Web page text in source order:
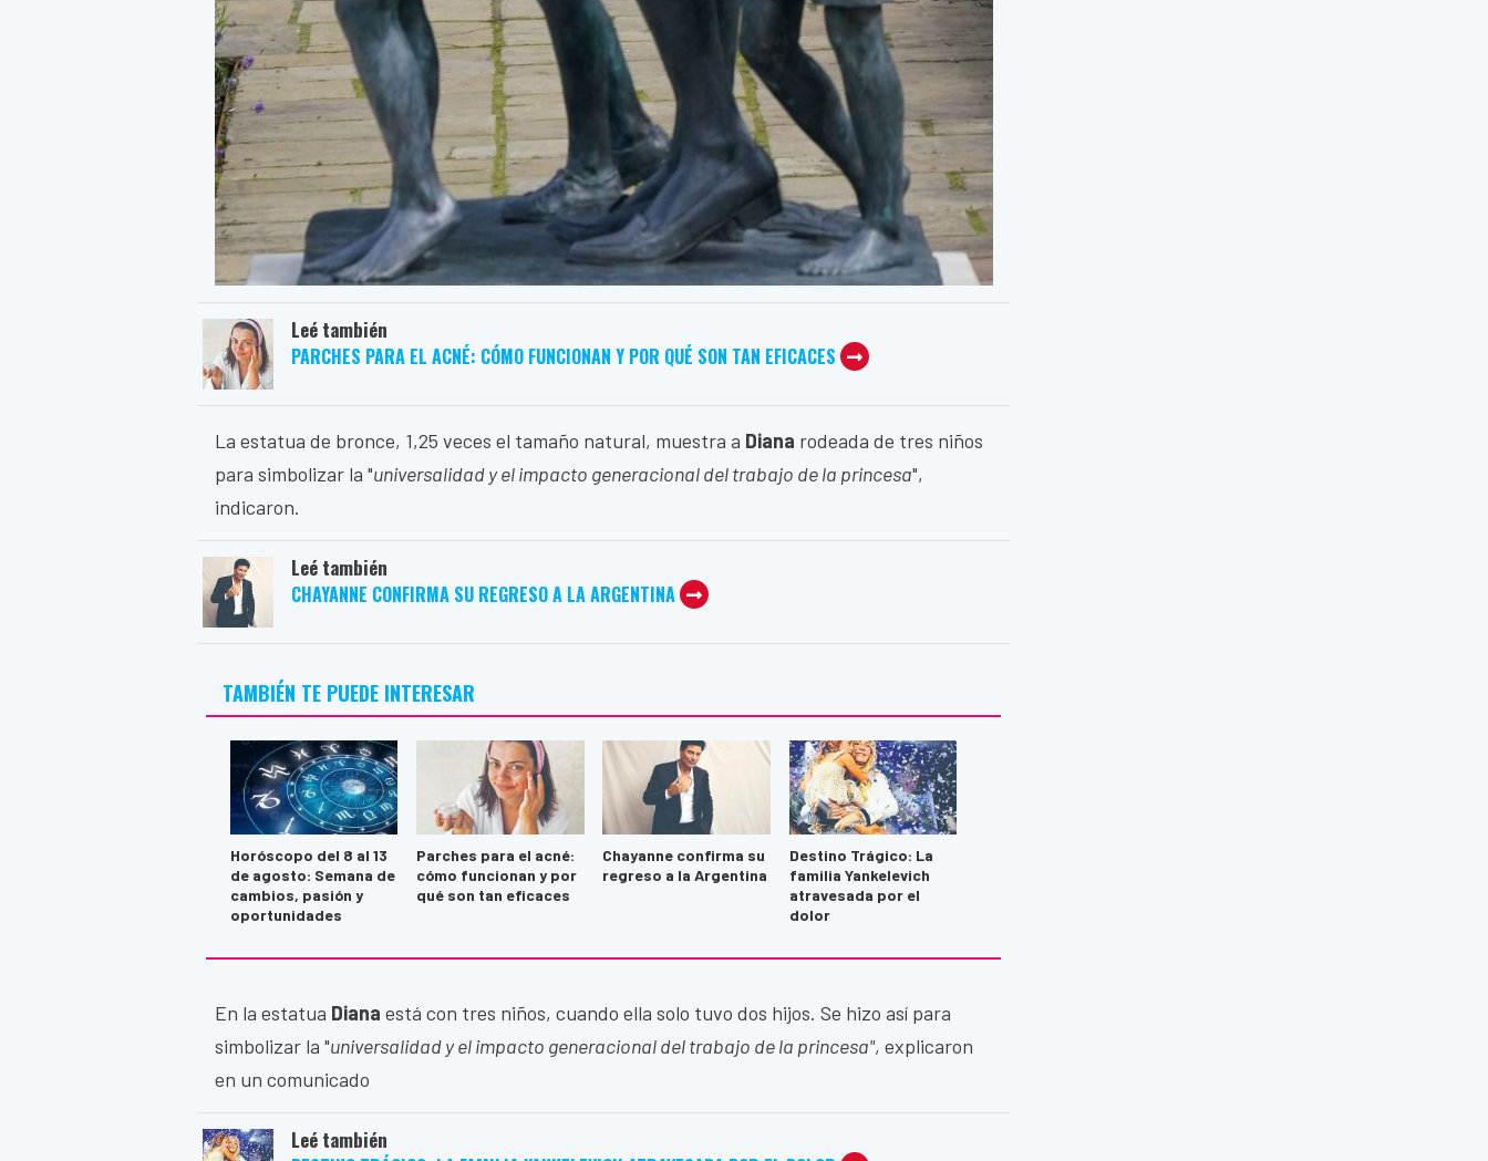
Leé también
PARCHES PARA EL ACNÉ: CÓMO FUNCIONAN Y POR QUÉ SON TAN EFICACES
La estatua de bronce, 1,25 veces el tamaño natural, muestra a Diana rodeada de tres niños
para simbolizar la "universalidad y el impacto generacional del trabajo de la princesa",
indicaron.
Leé también
CHAYANNE CONFIRMA SU REGRESO A LA ARGENTINA
TAMBIÉN TE PUEDE INTERESAR
Horóscopo del 8 al 13
de agosto: Semana de
cambios, pasión y
oportunidades
Parches para el acné:
cómo funcionan y por
qué son tan eficaces
Chayanne confirma su
regreso a la Argentina
Destino Trágico: La
familia Yankelevich
atravesada por el
dolor
En la estatua Diana está con tres niños, cuando ella solo tuvo dos hijos. Se hizo así para
simbolizar la "universalidad y el impacto generacional del trabajo de la princesa", explicaron
en un comunicado
Leé también